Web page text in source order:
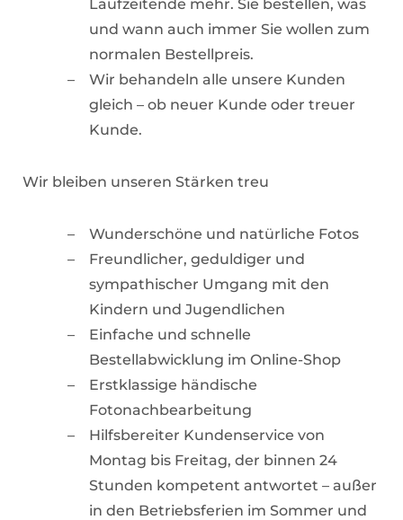
Laufzeitende mehr. Sie bestellen, was
und wann auch immer Sie wollen zum
normalen Bestellpreis.
Wir behandeln alle unsere Kunden
gleich – ob neuer Kunde oder treuer
Kunde.
Wir bleiben unseren Stärken treu
Wunderschöne und natürliche Fotos
Freundlicher, geduldiger und
sympathischer Umgang mit den
Kindern und Jugendlichen
Einfache und schnelle
Bestellabwicklung im Online-Shop
Erstklassige händische
Fotonachbearbeitung
Hilfsbereiter Kundenservice von
Montag bis Freitag, der binnen 24
Stunden kompetent antwortet – außer
in den Betriebsferien im Sommer und